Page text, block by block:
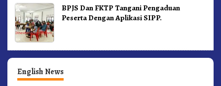
BPJS Dan FKTP Tangani Pengaduan
Peserta Dengan Aplikasi SIPP.
English News